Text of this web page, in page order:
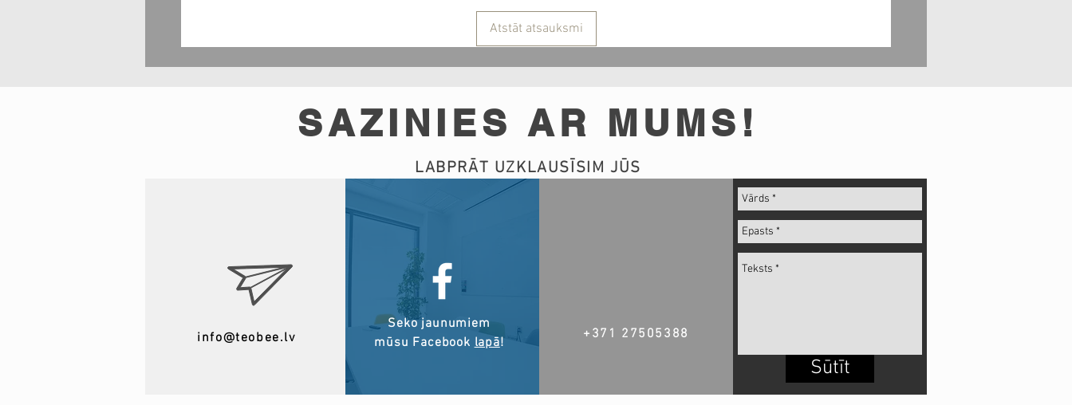
Atstāt atsauksmi
SAZINIES AR MUMS!
LABPRĀT UZKLAUSĪSIM JŪS
info@teobee.lv
Seko jaunumiem
mūsu Facebooklapā!
+371 27505388
Sūtīt